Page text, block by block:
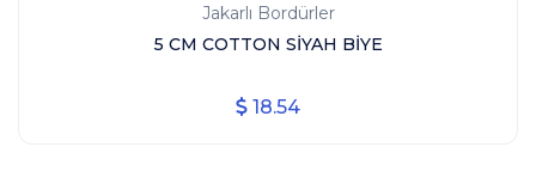
Jakarlı Bordürler
5 CM COTTON SİYAH BİYE
18.54